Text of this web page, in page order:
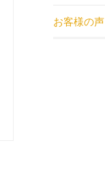
お客様の声